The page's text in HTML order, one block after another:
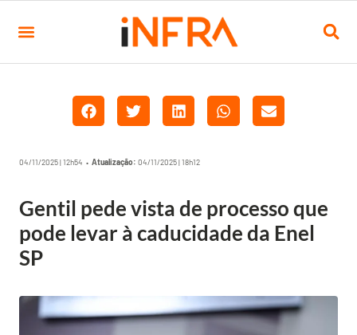
04/11/2025 | 12h54 • Atualização: 04/11/2025 | 18h12
Gentil pede vista de processo que
pode levar à caducidade da Enel
SP